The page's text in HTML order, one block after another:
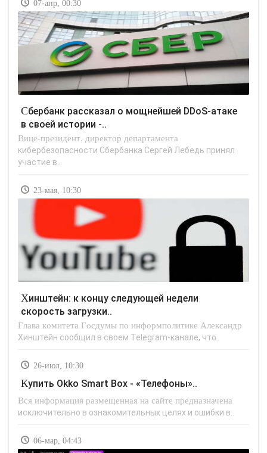
07-апр, 00:30
Сбербанк рассказал о мощнейшей DDoS-атаке
в своей истории -..
Вице-президент, директор департамента
кибербезопасности Сбербанка Сергей Лебедь принял
участие в..
23-мая, 10:30
Хинштейн: к концу следующей недели
скорость загрузки..
Глава комитета Госдумы по информполитике Александр
Хинштейн сообщил в своем Telegram-канале, что..
26-июл, 10:30
Купить Okko Smart Box - «Телефоны»..
Вся информация размещенная на сайте предназначена
исключительно в ознакомительных целях и ошибки в..
06-мар, 04:43